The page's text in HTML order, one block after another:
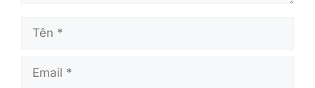
Tên
Email